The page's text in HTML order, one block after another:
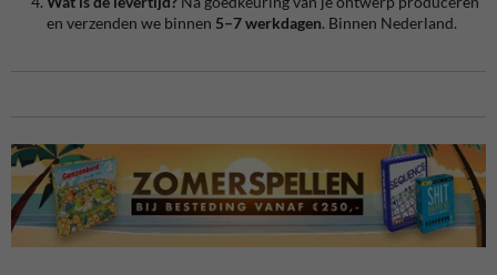
en verzenden we binnen 5–7 werkdagen. Binnen Nederland.